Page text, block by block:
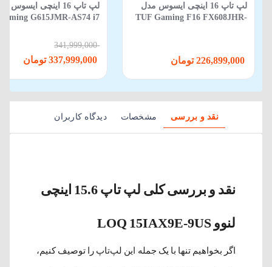
لپ تاپ 16 اینچی ایسوس مدل
TUF Gaming F16 FX608JHR-
لپ‌ تاپ 16 اینچی ایسوس
G615JMR-AS74 i7
RTX5060-WIN 11
341,999,000
نقد و بررسی مشخصات دیدگاه کاربران
نقد و بررسی کلی لپ‌ تاپ 15.6 اینچی
لنوو LOQ 15IAX9E-9US
اگر بخواهیم تنها با یک جمله این لپ‌تاپ را توصیف کنیم،